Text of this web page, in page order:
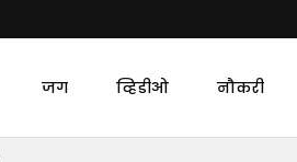
जग व्हिडीओ नौकरी